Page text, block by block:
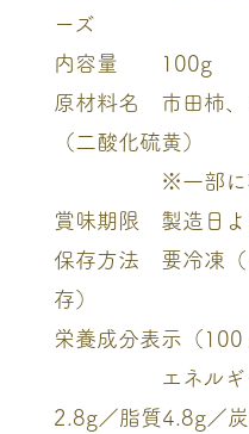
ーズ
内容量 100g
原材料名 市田柿、
（二酸化硫黄）
※一部に乳
賞味期限 製造日よ
保存方法 要冷凍
存）
栄養成分表示（100
エネルギー
2.8g／脂質4.8g／